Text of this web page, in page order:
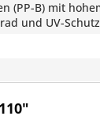
(PP-B) mit
und UV-Schutz